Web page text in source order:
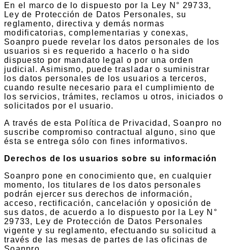
En el marco de lo dispuesto por la Ley N° 29733,
Ley de Protección de Datos Personales, su
reglamento, directiva y demás normas
modificatorias, complementarias y conexas,
Soanpro puede revelar los datos personales de los
usuarios si es requerido a hacerlo o ha sido
dispuesto por mandato legal o por una orden
judicial. Asimismo, puede trasladar o suministrar
los datos personales de los usuarios a terceros,
cuando resulte necesario para el cumplimiento de
los servicios, trámites, reclamos u otros, iniciados o
solicitados por el usuario.
A través de esta Política de Privacidad, Soanpro no
suscribe compromiso contractual alguno, sino que
ésta se entrega sólo con fines informativos.
Derechos de los usuarios sobre su información
Soanpro pone en conocimiento que, en cualquier
momento, los titulares de los datos personales
podrán ejercer sus derechos de información,
acceso, rectificación, cancelación y oposición de
sus datos, de acuerdo a lo dispuesto por la Ley N°
29733, Ley de Protección de Datos Personales
vigente y su reglamento, efectuando su solicitud a
través de las mesas de partes de las oficinas de